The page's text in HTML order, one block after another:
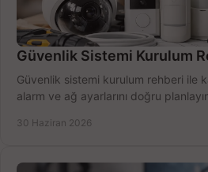
Güvenlik Sistemi Kurulum
Güvenlik sistemi kurulum rehberi ile
alarm ve ağ ayarlarını doğru
30 Haziran 2026